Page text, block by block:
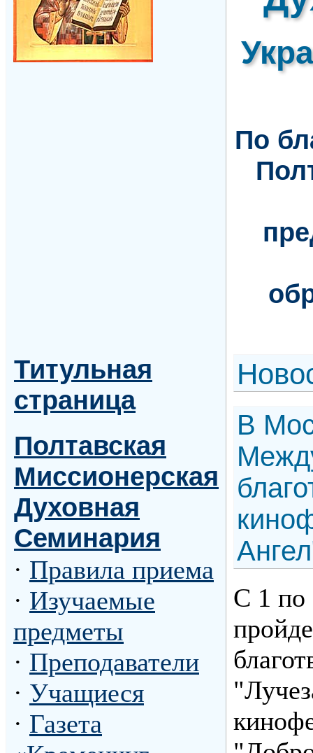
По
Титульная
страница
Полтавская
Миссионерская
Духовная
Семинария
· Правила приема
· Изучаемые
предметы
· Преподаватели
· Учащиеся
· Газета
Н
В
С 1 по